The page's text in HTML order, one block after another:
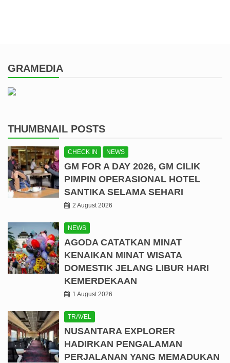
GRAMEDIA
THUMBNAIL POSTS
CHECK IN NEWS
GM FOR A DAY 2026, GM CILIK
PIMPIN OPERASIONAL HOTEL
SANTIKA SELAMA SEHARI
2 August 2026
NEWS
AGODA CATATKAN MINAT
KENAIKAN MINAT WISATA
DOMESTIK JELANG LIBUR HARI
KEMERDEKAAN
1 August 2026
TRAVEL
NUSANTARA EXPLORER
HADIRKAN PENGALAMAN
PERJALANAN YANG MEMADUKAN